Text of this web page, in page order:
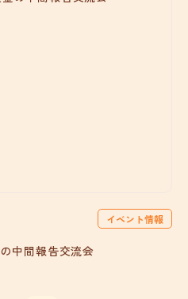
イベント情報
中間報告交流会